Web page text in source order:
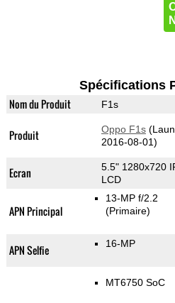
Spécifications
Nom du Produit F1s
Produit Oppo F1s
2016-08-01)
Ecran
5.5" 1280x720
LCD
APN Principal
13-MP f/2.2
(Primaire)
APN Selfie 16-MP
MT6750 SoC